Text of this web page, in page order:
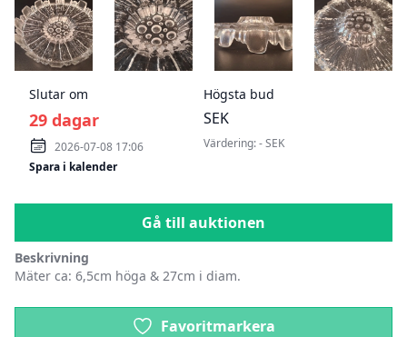
BILD 9 AV 2 FAT. HUMPPILA, FINLAND.
BILD 10 AV 2 FAT. HUMPPILA, FINLAND.
BILD 11 AV 2 FAT.BILD 12
Slutar om
29 dagar
2026-07-08 17:06
Spara i kalender
Högsta bud
SEK
Värdering: - SEK
Gå till auktionen
Beskrivning
Mäter ca: 6,5cm höga & 27cm i diam.
Favoritmarkera